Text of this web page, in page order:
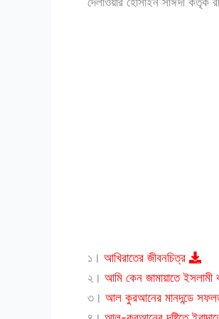
১। আখিরাতের জীবনচিত্র
২। আমি কেন জামায়াতে ইসলামী
৩। আল কুরআনের মানদন্ডে